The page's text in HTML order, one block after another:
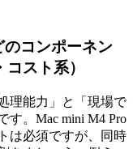
コンポーネン
スト系）
理能力」と「現場で
す。Mac mini M4 Pro
は必須ですが、同時